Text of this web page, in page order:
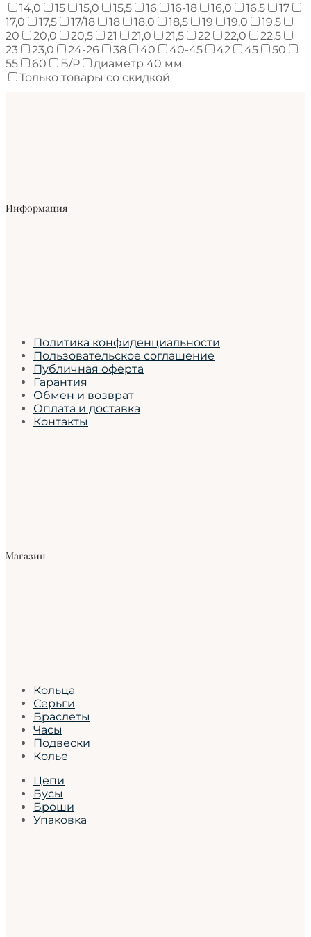
14,0 15 15,0 15,5 16 16-18 16,0 16,5
17
17,0
17,5 17/18 18 18,0 18,5 19 19,0
19,5
20
20,0 20,5 21 21,0 21,5 22 22,0
22,5
23
23,0 24-26 38 40 40-45 42 45
50
55
60 Б/Р
диаметр 40 мм
Только товары со скидкой
Информация
Политика конфиденциальности
Пользовательское соглашение
Публичная оферта
Гарантия
Обмен и возврат
Оплата и доставка
Контакты
Магазин
Кольца
Серьги
Браслеты
Часы
Подвески
Колье
Цепи
Бусы
Броши
Упаковка